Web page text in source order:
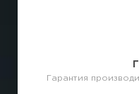
Гарантия